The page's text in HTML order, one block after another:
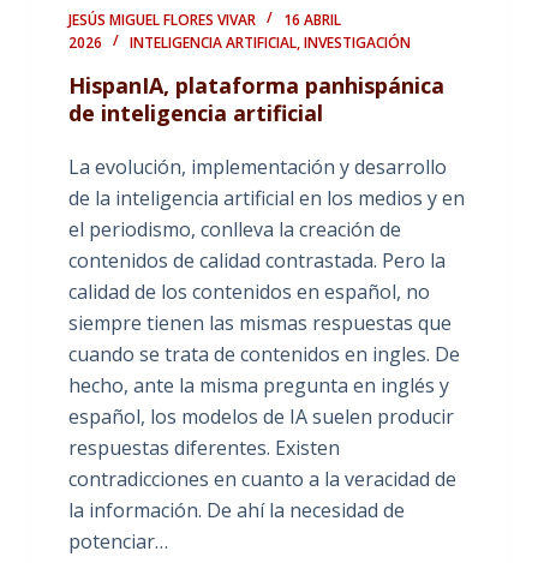
JESÚS MIGUEL FLORES VIVAR
16 ABRIL
2026
INTELIGENCIA ARTIFICIAL,INVESTIGACIÓN
HispanIA, plataforma panhispánica
de inteligencia artificial
La evolución, implementación y desarrollo
de la inteligencia artificial en los medios y en
el periodismo, conlleva la creación de
contenidos de calidad contrastada. Pero la
calidad de los contenidos en español, no
siempre tienen las mismas respuestas que
cuando se trata de contenidos en ingles. De
hecho, ante la misma pregunta en inglés y
español, los modelos de IA suelen producir
respuestas diferentes. Existen
contradicciones en cuanto a la veracidad de
la información. De ahí la necesidad de
potenciar…